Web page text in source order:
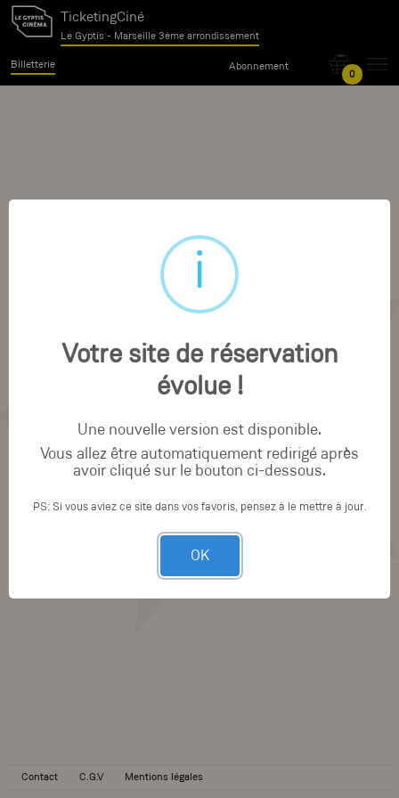
TicketingCiné
Le Gyptis - Marseille 3ème arrondissement
Billetterie Abonnement
0
Contact C.G.V Mentions légales
Votre site de réservation
évolue !
Une nouvelle version est disponible.
Vous allez être automatiquement redirigé après
avoir cliqué sur le bouton ci-dessous.
PS: Si vous aviez ce site dans vos favoris, pensez à le mettre à jour.
OK